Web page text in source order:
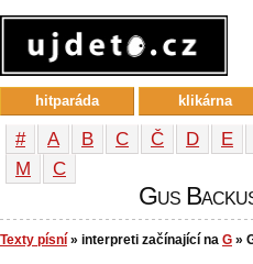
# A B C Č D E
М
С
Gus
Texty písní » interpreti začínající na G »
hitparáda klikárna